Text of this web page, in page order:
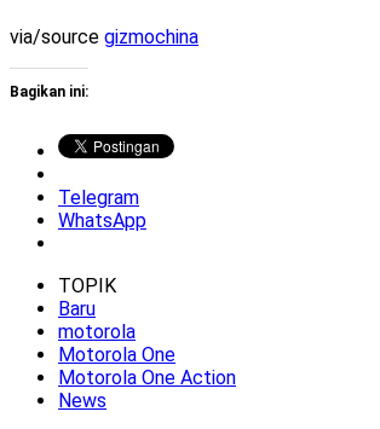
via/source gizmochina
Bagikan ini:
Telegram
WhatsApp
TOPIK
Baru
motorola
Motorola One
Motorola One Action
News